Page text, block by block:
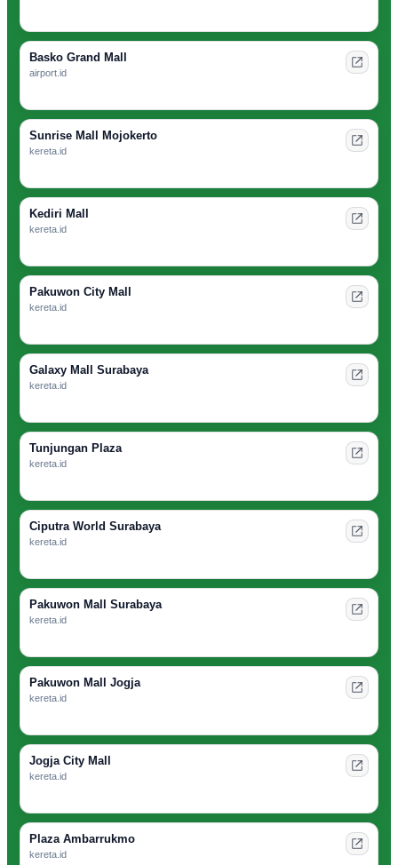
Basko Grand Mall
airport.id
Sunrise Mall Mojokerto
kereta.id
Kediri Mall
kereta.id
Pakuwon City Mall
kereta.id
Galaxy Mall Surabaya
kereta.id
Tunjungan Plaza
kereta.id
Ciputra World Surabaya
kereta.id
Pakuwon Mall Surabaya
kereta.id
Pakuwon Mall Jogja
kereta.id
Jogja City Mall
kereta.id
Plaza Ambarrukmo
kereta.id